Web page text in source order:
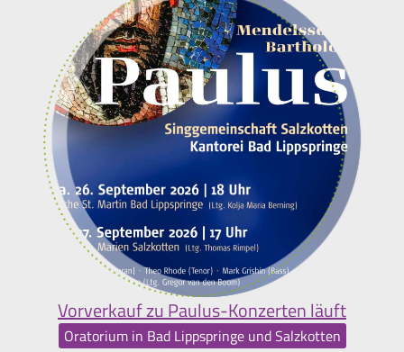
Vorverkauf zu Paulus-Konzerten läuft
Oratorium in Bad Lippspringe und Salzkotten